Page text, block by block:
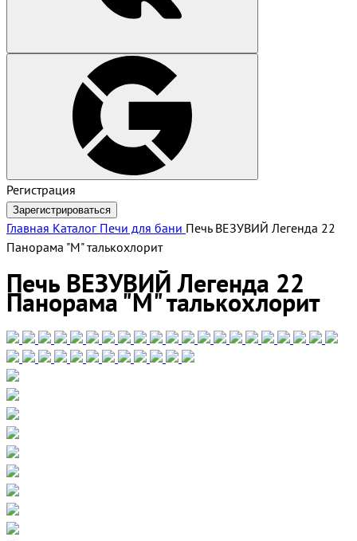
Регистрация
Зарегистрироваться
Главная Каталог Печи для бани Печь ВЕЗУВИЙ Легенда 22
Панорама "М" талькохлорит
Печь ВЕЗУВИЙ Легенда 22
Панорама "М" талькохлорит